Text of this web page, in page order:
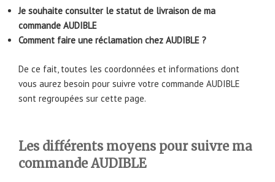
Je souhaite consulter le statut de livraison de ma
commande AUDIBLE
Comment faire une réclamation chez AUDIBLE ?
De ce fait, toutes les coordonnées et informations dont
vous aurez besoin pour suivre votre commande AUDIBLE
sont regroupées sur cette page.
Les différents moyens pour suivre ma
commande AUDIBLE